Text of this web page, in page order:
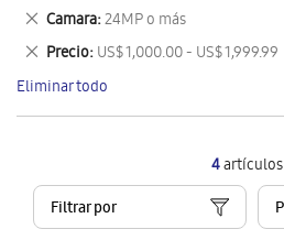
4artículos
Filtrar por
este
artículo
Camara 24MP o más
Eliminar
este
artículo
Precio US$ 1,000.00 - US$ 1,999.99
Eliminar
este
artículo
Eliminar todo